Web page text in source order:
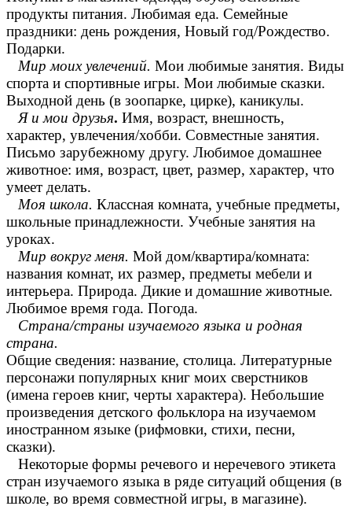
продукты питания. Любимая еда. Семейные
праздники: день рождения, Новый год/Рождество.
Подарки.
Мир моих увлечений. Мои любимые занятия. Виды
спорта и спортивные игры. Мои любимые сказки.
Выходной день (в зоопарке, цирке), каникулы.
Я и мои друзья. Имя, возраст, внешность,
характер, увлечения/хобби. Совместные занятия.
Письмо зарубежному другу. Любимое домашнее
животное: имя, возраст, цвет, размер, характер, что
умеет делать.
Моя школа. Классная комната, учебные предметы,
школьные принадлежности. Учебные занятия на
уроках.
Мир вокруг меня. Мой дом/квартира/комната:
названия комнат, их размер, предметы мебели и
интерьера. Природа. Дикие и домашние животные.
Любимое время года. Погода.
Страна/страны изучаемого языка и родная
страна.
Общие сведения: название, столица. Литературные
персонажи популярных книг моих сверстников
(имена героев книг, черты характера). Небольшие
произведения детского фольклора на изучаемом
иностранном языке (рифмовки, стихи, песни,
сказки).
Некоторые формы речевого и неречевого этикета
стран изучаемого языка в ряде ситуаций общения (в
школе, во время совместной игры, в магазине).